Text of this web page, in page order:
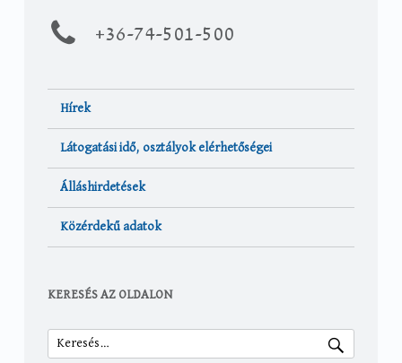
+36-74-501-500
Hírek
Látogatási idő, osztályok elérhetőségei
Álláshirdetések
Közérdekű adatok
KERESÉS AZ OLDALON
Keresés: